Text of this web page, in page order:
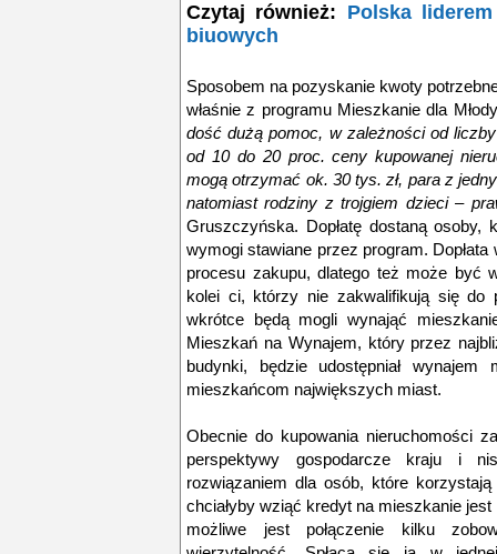
Czytaj również: Polska
biuowych
Sposobem na pozyskanie kwoty
właśnie z programu Mieszkanie dla
dość dużą pomoc, w zależności od
od 10 do 20 proc. ceny kupowanej
mogą otrzymać ok. 30 tys. zł, para z
natomiast rodziny z trojgiem dzieci –
Gruszczyńska. Dopłatę dostaną osoby,
wymogi stawiane przez program.
procesu zakupu, dlatego też może być
kolei ci, którzy nie zakwalifikują się do
wkrótce będą mogli wynająć
Mieszkań na Wynajem, który przez
budynki, będzie udostępniał
mieszkańcom największych miast.
Obecnie do kupowania nieruchomości
perspektywy gospodarcze kraju i
rozwiązaniem dla osób, które
chciałyby wziąć kredyt na mieszkanie
możliwe jest połączenie kilku